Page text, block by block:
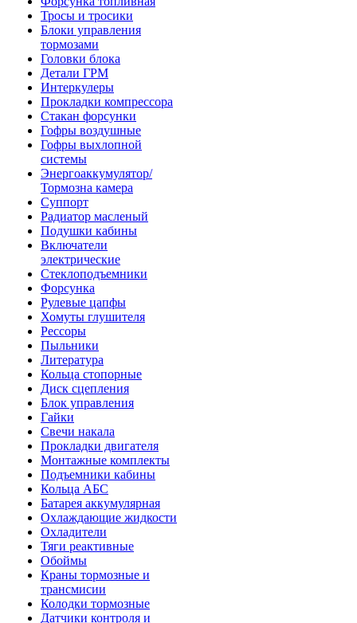
Тросы и тросики
Блоки управления
тормозами
Головки блока
Детали ГРМ
Интеркулеры
Прокладки компрессора
Стакан форсунки
Гофры воздушные
Гофры выхлопной
системы
Энергоаккумулятор/
Тормозна камера
Суппорт
Радиатор масленый
Подушки кабины
Включатели
электрические
Стеклоподъемники
Форсунка
Рулевые цапфы
Хомуты глушителя
Рессоры
Пыльники
Литература
Кольца стопорные
Диск сцепления
Блок управления
Гайки
Свечи накала
Прокладки двигателя
Монтажные комплекты
Подъемники кабины
Кольца АБС
Батарея аккумулярная
Охлаждающие жидкости
Охладители
Тяги реактивные
Обоймы
Краны тормозные и
трансмисии
Колодки тормозные
Датчики контроля и